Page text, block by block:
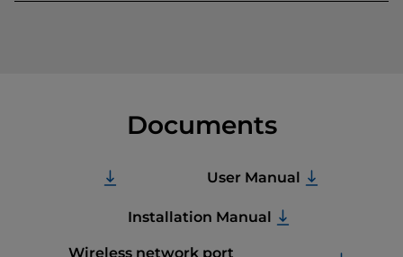
Documents
User Manual
Installation Manual
Wireless network port